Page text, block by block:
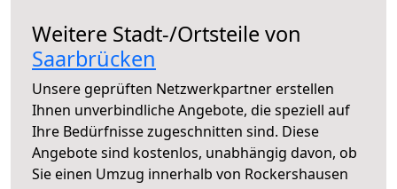
Weitere Stadt-/Ortsteile von
Saarbrücken
Unsere geprüften Netzwerkpartner erstellen
Ihnen unverbindliche Angebote, die speziell auf
Ihre Bedürfnisse zugeschnitten sind. Diese
Angebote sind kostenlos, unabhängig davon, ob
Sie einen Umzug innerhalb von Rockershausen